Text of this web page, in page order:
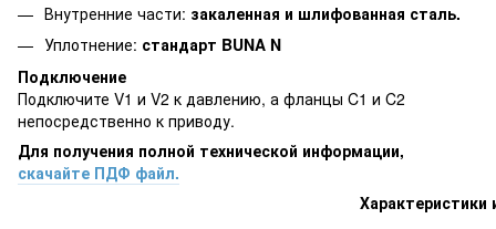
Внутренние части: закаленная и шлифованная сталь.
Уплотнение: стандарт BUNA N
Подключение
Подключите V1 и V2 к давлению, а фланцы C1 и C2
непосредственно к приводу.
Для получения полной технической информации,
скачайте ПДФ файл.
Характеристики